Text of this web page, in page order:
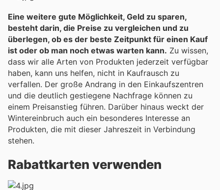
Eine weitere gute Möglichkeit, Geld zu sparen,
besteht darin, die Preise zu vergleichen und zu
überlegen, ob es der beste Zeitpunkt für einen Kauf
ist oder ob man noch etwas warten kann. Zu wissen,
dass wir alle Arten von Produkten jederzeit verfügbar
haben, kann uns helfen, nicht in Kaufrausch zu
verfallen. Der große Andrang in den Einkaufszentren
und die deutlich gestiegene Nachfrage können zu
einem Preisanstieg führen. Darüber hinaus weckt der
Wintereinbruch auch ein besonderes Interesse an
Produkten, die mit dieser Jahreszeit in Verbindung
stehen.
Rabattkarten verwenden